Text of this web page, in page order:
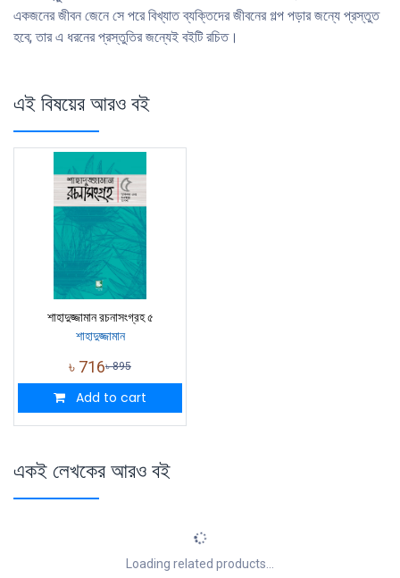
একজনের জীবন জেনে সে পরে বিখ্যাত ব্যক্তিদের জীবনের গল্প পড়ার জন্যে প্রস্তুত
হবে; তার এ ধরনের প্রস্তুতির জন্যেই বইটি রচিত।
এই বিষয়ের আরও বই
শাহাদুজ্জামান রচনাসংগ্রহ ৫
শাহাদুজ্জামান
৳ 716৳895
Add to cart
একই লেখকের আরও বই
Loading related products...